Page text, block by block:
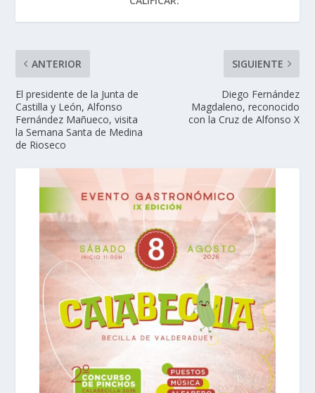
ANTERIOR
El presidente de la Junta de
Castilla y León, Alfonso
Fernández Mañueco, visita
la Semana Santa de Medina
de Rioseco
SIGUIENTE
Diego Fernández
Magdaleno, reconocido
con la Cruz de Alfonso X